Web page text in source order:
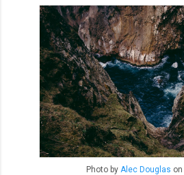
Photo by Alec Douglas on